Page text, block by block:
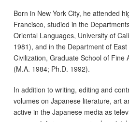
Born in New York City, he attended
Francisco, studied in the
Oriental Languages, University of
1981), and in the Department of
Civilization, Graduate School of Fine
(M.A. 1984; Ph.D. 1992).
In addition to writing, editing and
volumes on Japanese literature, art
active in the Japanese media as